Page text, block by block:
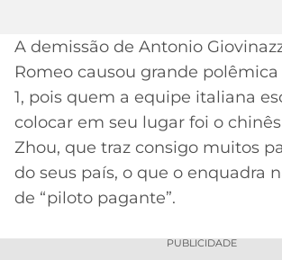
CÓDIGO
DE
INDICAÇÃO
BET365
CÓDIGO
BETANO
CORINTHIANS
SÃO
PAULO
SANTOS
A
LIBERTADORES
COPA
DO
BRASIL
PREMIER
MERCADO
DA
BOLA
PALPITES
A demissão de Antonio
Romeo causou grande
1, pois quem a equipe italiana
colocar em seu lugar foi o
Zhou, que traz consigo muitos
do seus país, o que o enquadra
de “piloto pagante”.
PUBLICIDADE